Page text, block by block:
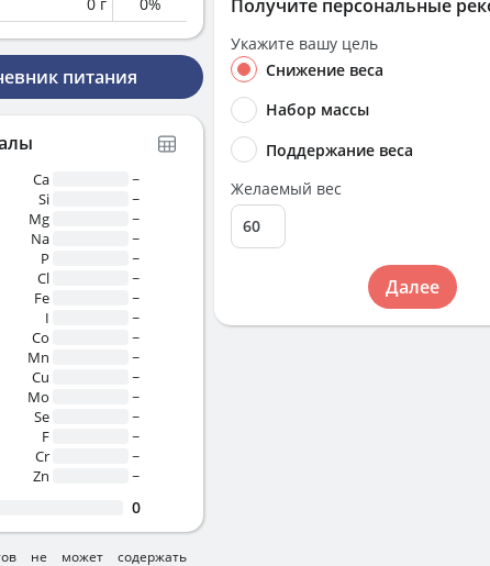
питания
Ca
~
Si
~
Mg
~
Na
~
P
~
Cl
~
Fe
~
I
~
Co
~
Mn
~
Cu
~
Mo
~
Se
~
F
~
Cr
~
Zn
~
0
не может содержать
Получите персональные
Укажите вашу цель
Снижение веса
Набор массы
Поддержание веса
Желаемый вес
Далее